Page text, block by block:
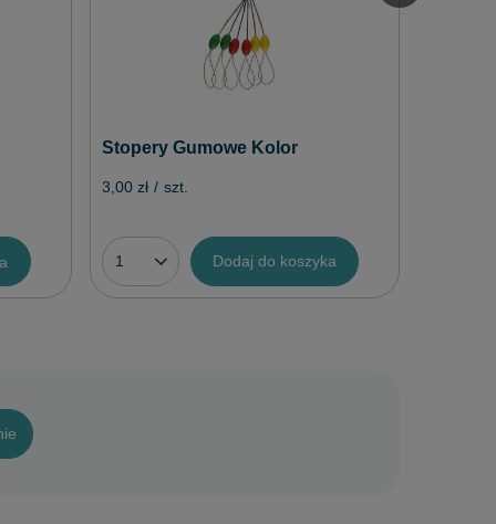
Stopery Gumowe Kolor
3,00 zł / szt.
Dodaj do koszyka